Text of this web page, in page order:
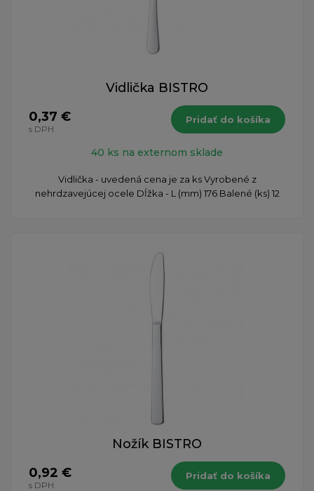
Vidlička BISTRO
0,37 €
s DPH
Pridať do košíka
40 ks na externom sklade
Vidlička - uvedená cena je za ks Vyrobené z
nehrdzavejúcej ocele Dĺžka - L (mm) 176 Balené (ks) 12
Nožík BISTRO
0,92 €
s DPH
Pridať do košíka